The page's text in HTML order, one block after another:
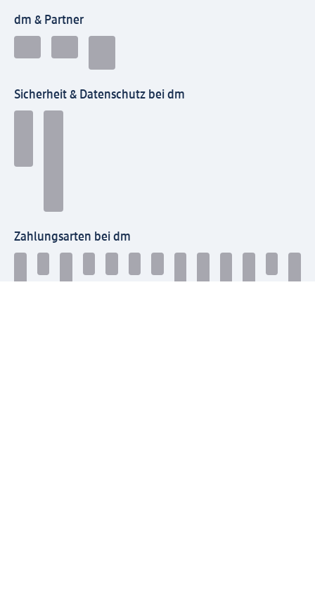
dm & Partner
Sicherheit & Datenschutz bei dm
Zahlungsarten bei dm